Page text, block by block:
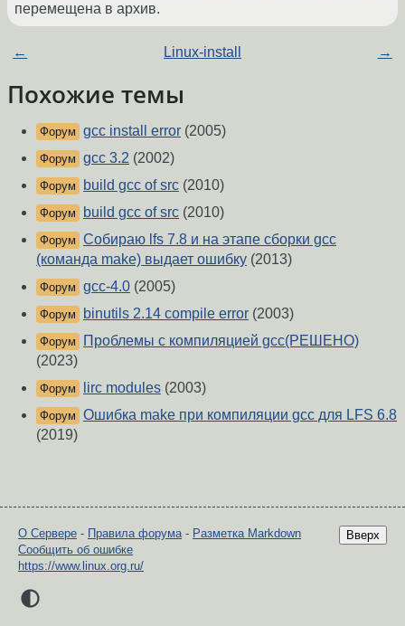
перемещена в архив.
← Linux-install →
Похожие темы
Форум gcc install error (2005)
Форум gcc 3.2 (2002)
Форум build gcc of src (2010)
Форум build gcc of src (2010)
Форум Собираю lfs 7.8 и на этапе сборки gcc
(команда make) выдает ошибку (2013)
Форум gcc-4.0 (2005)
Форум binutils 2.14 compile error (2003)
Форум
Проблемы с компиляцией gcc(РЕШЕНО)
(2023)
Форум lirc modules (2003)
Форум Ошибка make при компиляции gcc для LFS 6.8
(2019)
Вверх
О Сервере - Правила форума- Разметка Markdown
Сообщить об ошибке
https://www.linux.org.ru/